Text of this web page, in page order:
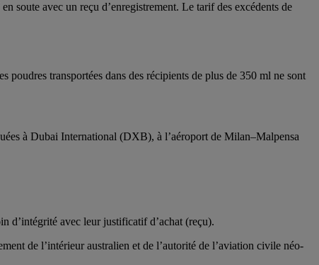
soute avec un reçu d’enregistrement. Le tarif des excédents de
transportées dans des récipients de plus de 350 ml ne sont
à Dubai International (DXB), à l’aéroport de Milan–Malpensa
d’intégrité avec leur justificatif d’achat (reçu).
de l’intérieur australien et de l’autorité de l’aviation civile néo-